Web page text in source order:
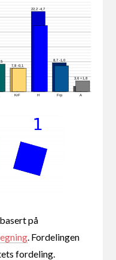
7,8 -0,1
22,2 -4,7
8,7 -1,0
3,6 +1,8
KrF H Frp A
på
. Fordelingen
fordeling.